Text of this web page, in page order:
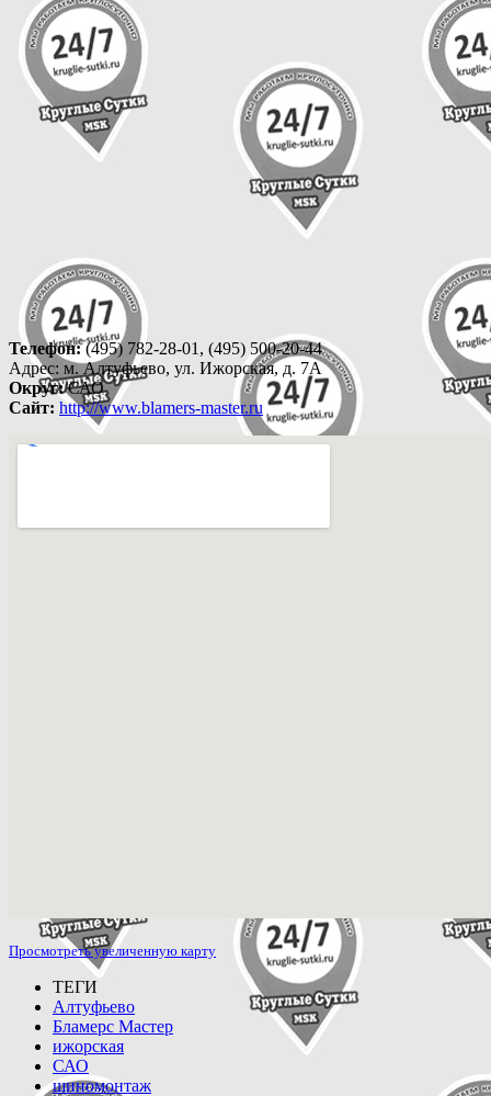
Телефон:(495) 782-28-01, (495) 500-20-44
Адрес: м. Алтуфьево, ул. Ижорская, д. 7А
Округ:САО
Сайт: http://www.blamers-master.ru
Просмотреть увеличенную карту
ТЕГИ
Алтуфьево
Бламерс Мастер
ижорская
САО
шиномонтаж